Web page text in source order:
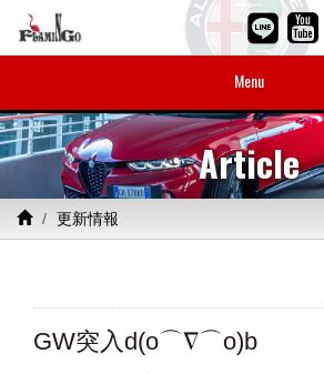
Menu
Article
更新情報
GW突入d(o⌒∇⌒o)b